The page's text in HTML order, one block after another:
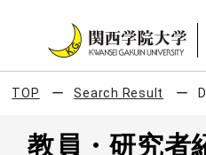
TOP Search Result
教員・研究